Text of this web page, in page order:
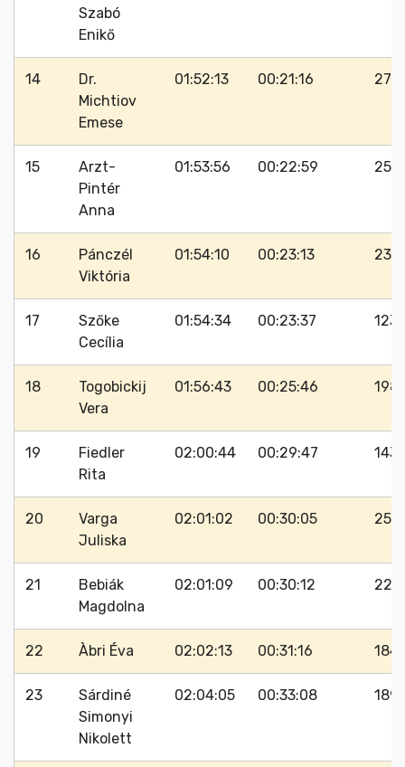
Szabó
Enikő
14
Dr.
Michtiov
Emese
01:52:13 00:21:16 273
15
Arzt-
Pintér
Anna
01:53:56 00:22:59 253
16
Pánczél
Viktória
01:54:10 00:23:13 230
17
Szőke
Cecília
01:54:34 00:23:37 123
18
Togobickij
Vera
01:56:43 00:25:46 198
19
Fiedler
Rita
02:00:44 00:29:47 143
20
Varga
Juliska
02:01:02 00:30:05 255
21
Bebiák
Magdolna
02:01:09 00:30:12 221
22 Àbri Éva 02:02:13 00:31:16 184
23
Sárdiné
Simonyi
Nikolett
02:04:05 00:33:08 189